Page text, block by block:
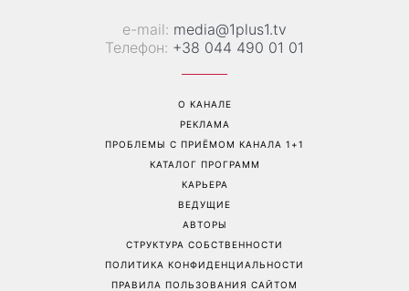
е-mail: media@1plus1.tv
Телефон: +38 044 490 01 01
О КАНАЛЕ
РЕКЛАМА
ПРОБЛЕМЫ С ПРИЁМОМ КАНАЛА 1+1
КАТАЛОГ ПРОГРАММ
КАРЬЕРА
ВЕДУЩИЕ
АВТОРЫ
СТРУКТУРА СОБСТВЕННОСТИ
ПОЛИТИКА КОНФИДЕНЦИАЛЬНОСТИ
ПРАВИЛА ПОЛЬЗОВАНИЯ САЙТОМ